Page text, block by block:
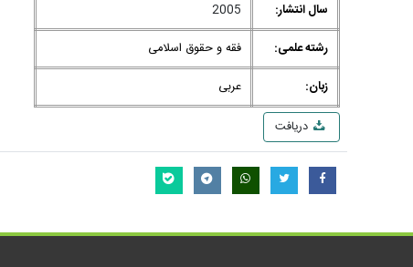
سال انتشار:
2005
رشته علمی:
فقه و حقوق اسلامی
زبان:
عربی
دریافت